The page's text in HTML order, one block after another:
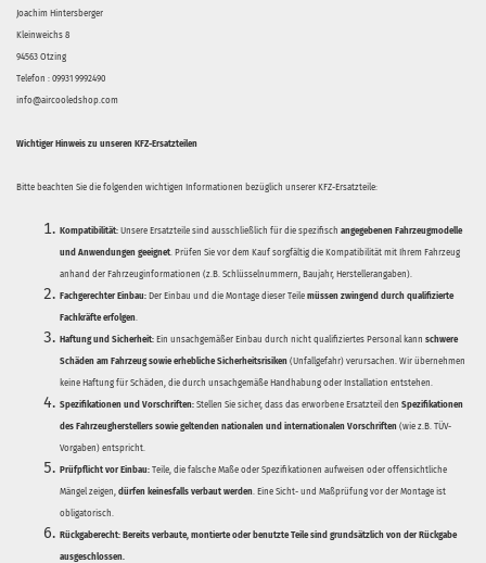
Joachim Hintersberger
Kleinweichs 8
94563 Otzing
Telefon : 09931 9992490
info@aircooledshop.com
Wichtiger Hinweis zu unseren KFZ-Ersatzteilen
Bitte beachten Sie die folgenden wichtigen Informationen bezüglich unserer KFZ-Ersatzteile:
Kompatibilität: Unsere Ersatzteile sind ausschließlich für die spezifisch angegebenen Fahrzeugmodelle
und Anwendungen geeignet. Prüfen Sie vor dem Kauf sorgfältig die Kompatibilität mit Ihrem Fahrzeug
anhand der Fahrzeuginformationen (z.B. Schlüsselnummern, Baujahr, Herstellerangaben).
Fachgerechter Einbau: Der Einbau und die Montage dieser Teile müssen zwingend durch qualifizierte
Fachkräfte erfolgen.
Haftung und Sicherheit: Ein unsachgemäßer Einbau durch nicht qualifiziertes Personal kann schwere
Schäden am Fahrzeug sowie erhebliche Sicherheitsrisiken (Unfallgefahr) verursachen. Wir übernehmen
keine Haftung für Schäden, die durch unsachgemäße Handhabung oder Installation entstehen.
Spezifikationen und Vorschriften: Stellen Sie sicher, dass das erworbene Ersatzteil den Spezifikationen
des Fahrzeugherstellers sowie geltenden nationalen und internationalen Vorschriften (wie z.B. TÜV-
Vorgaben) entspricht.
Prüfpflicht vor Einbau: Teile, die falsche Maße oder Spezifikationen aufweisen oder offensichtliche
Mängel zeigen, dürfen keinesfalls verbaut werden. Eine Sicht- und Maßprüfung vor der Montage ist
obligatorisch.
Rückgaberecht: Bereits verbaute, montierte oder benutzte Teile sind grundsätzlich von der Rückgabe
ausgeschlossen.